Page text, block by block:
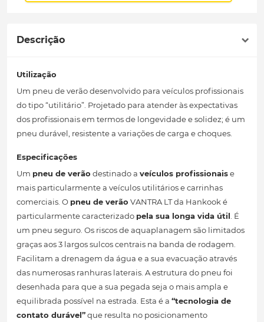
Descrição
Utilização
Um pneu de verão desenvolvido para veículos profissionais
do tipo “utilitário”. Projetado para atender às expectativas
dos profissionais em termos de longevidade e solidez; é um
pneu durável, resistente a variações de carga e choques.
Especificações
Um pneu de verão destinado a veículos profissionaise
mais particularmente a veículos utilitários e carrinhas
comerciais. O pneu de verão VANTRA LT da Hankook é
particularmente caracterizado pela sua longa vida útil. É
um pneu seguro. Os riscos de aquaplanagem são limitados
graças aos 3 largos sulcos centrais na banda de rodagem.
Facilitam a drenagem da água e a sua evacuação através
das numerosas ranhuras laterais. A estrutura do pneu foi
desenhada para que a sua pegada seja o mais ampla e
equilibrada possível na estrada. Esta é a “tecnologia de
contato durável”que resulta no posicionamento